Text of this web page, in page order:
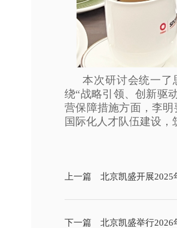
本次研讨会统一了
绕“战略引领、创新驱
营保障措施方面，李
国际化人才队伍建设，
上一篇 北京凯盛开展2025
下一篇 北京凯盛举行2026